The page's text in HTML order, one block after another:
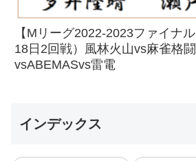
【Mリーグ2022-2023ファイナ
18日2回戦）風林火山vs麻雀格
vsABEMASvs雷電
インデックス